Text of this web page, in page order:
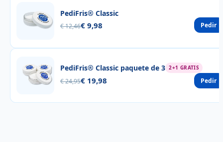
PediFris® Classic
€ 12,46€ 9,98 Pedir
PediFris® Classic paquete de 3 2+1 GRATIS
€ 24,95€ 19,98 Pedir